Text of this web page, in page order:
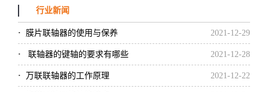
行业新闻
· 膜片联轴器的使用与保养 2021-12-29
· 联轴器的键轴的要求有哪些 2021-12-28
· 万联联轴器的工作原理 2021-12-22